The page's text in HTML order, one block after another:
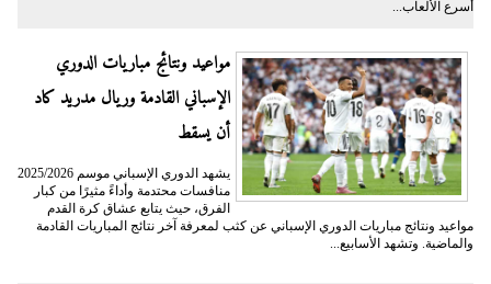
أسرع الألعاب...
مواعيد ونتائج مباريات الدوري
الإسباني القادمة وريال مدريد كاد
أن يسقط
يشهد الدوري الإسباني موسم 2025/2026
منافسات محتدمة وأداءً مثيرًا من كبار
الفرق، حيث يتابع عشاق كرة القدم
مواعيد ونتائج مباريات الدوري الإسباني عن كثب لمعرفة آخر نتائج المباريات القادمة
والماضية. وتشهد الأسابيع...